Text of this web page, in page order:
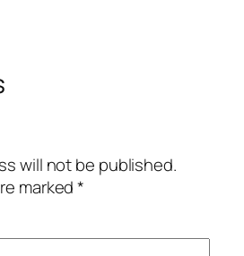
will not be published.
marked*